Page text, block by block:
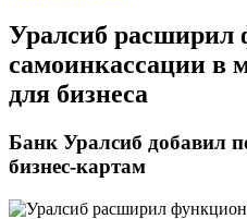
​Уралсиб расширил
самоинкассации в
для бизнеса
Банк Уралсиб добавил
бизнес-картам